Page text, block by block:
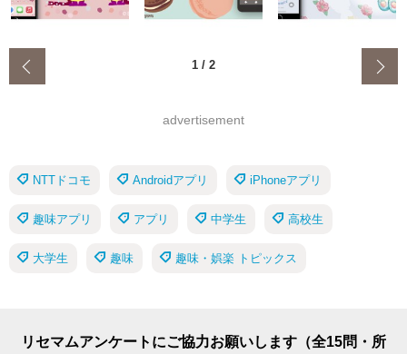
1 / 2
advertisement
NTTドコモ Androidアプリ iPhoneアプリ
趣味アプリ アプリ 中学生 高校生
大学生 趣味 趣味・娯楽 トピックス
リセマムアンケートにご協力お願いします（全15問・所